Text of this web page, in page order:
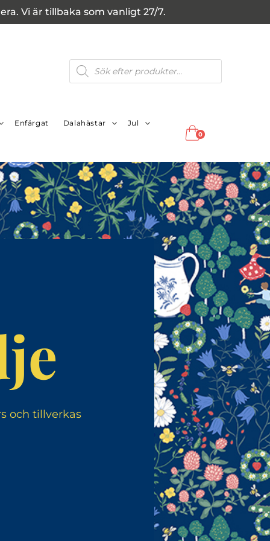
Vi är tillbaka som vanligt 27/7.
Produktsökning
Enfärgat Dalahästar Jul
0
och tillverkas